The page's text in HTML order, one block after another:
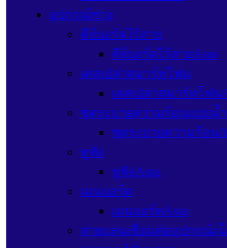
อุปกรณ์ช่าง
คีย์บอร์ดไร้สาย
คีย์บอร์ดไร้สายAsus
เคสเปล่าสมาร์ทโฟน
เคสเปล่าสมาร์ทโฟน
ชุดระบายความร้อนแบบน้ำ
ชุดระบายความร้อน
หูฟัง
หูฟังAsus
เมนบอร์ด
เมนบอร์ดAsus
สายแลนเชื่อมต่ออุปกรณ์เน็